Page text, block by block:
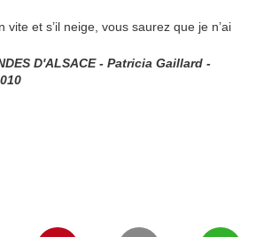
vite et s’il neige, vous saurez que je n’ai
D'ALSACE - Patricia Gaillard -